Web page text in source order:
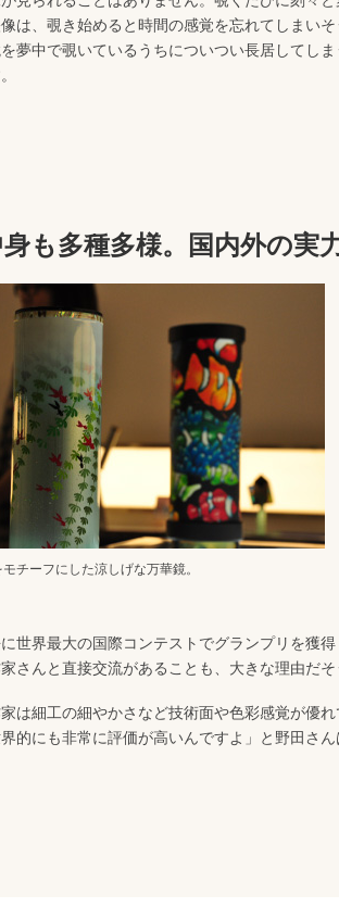
は、覗き始めると時間の感覚を忘れてしまい
夢中で覗いているうちについつい長居してし
も多種多様。国内外の実
チーフにした涼しげな万華鏡。
世界最大の国際コンテストでグランプリを獲
さんと直接交流があることも、大きな理由だ
家は細工の細やかさなど技術面や色彩感覚が優
的にも非常に評価が高いんですよ」と野田さ